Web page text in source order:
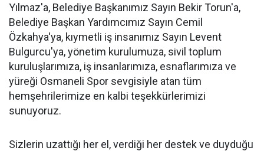
Yılmaz'a, Belediye Başkanımız Sayın Bekir Torun'a,
Belediye Başkan Yardımcımız Sayın Cemil
Özkahya'ya, kıymetli iş insanımız Sayın Levent
Bulgurcu'ya, yönetim kurulumuza, sivil toplum
kuruluşlarımıza, iş insanlarımıza, esnaflarımıza ve
yüreği Osmaneli Spor sevgisiyle atan tüm
hemşehrilerimize en kalbi teşekkürlerimizi
sunuyoruz.
Sizlerin uzattığı her el, verdiği her destek ve duyduğu